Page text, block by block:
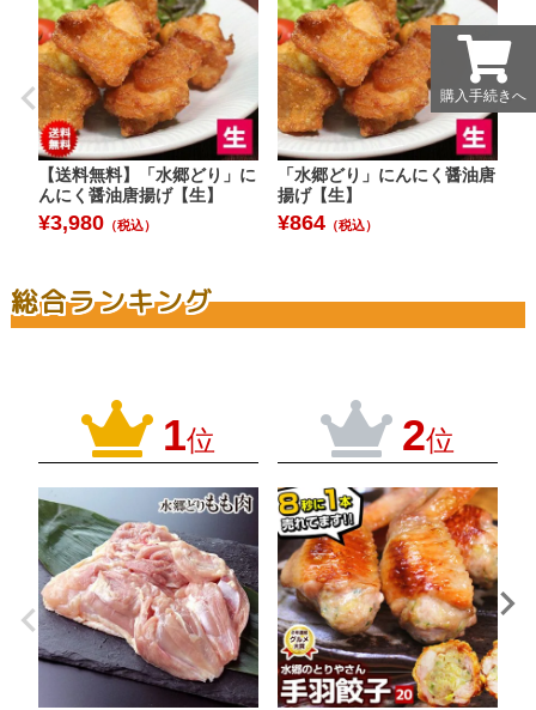
【送料無料】「水郷どり」に
んにく醤油唐揚げ【生】
¥3,980 （税込）
「水郷どり」にんにく醤油唐
揚げ【生】
¥864 （税込）
総合ランキング
1位 2位
購入手続きへ
購入手続きへ